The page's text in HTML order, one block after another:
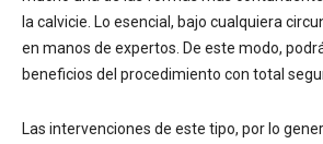
la calvicie. Lo esencial, bajo cualquiera
en manos de expertos. De este modo,
beneficios del procedimiento con total
Las intervenciones de este tipo, por lo